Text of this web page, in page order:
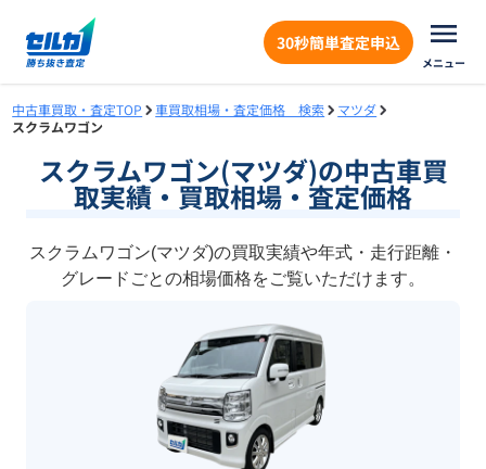
30秒簡単査定申込
メニュー
中古車買取・査定TOP 車買取相場・査定価格 検索
マツダ
スクラムワゴン
スクラムワゴン(マツダ)の中古車買
取実績・買取相場・査定価格
スクラムワゴン(マツダ)の買取実績や年式・走行距離・
グレードごとの相場価格をご覧いただけます。